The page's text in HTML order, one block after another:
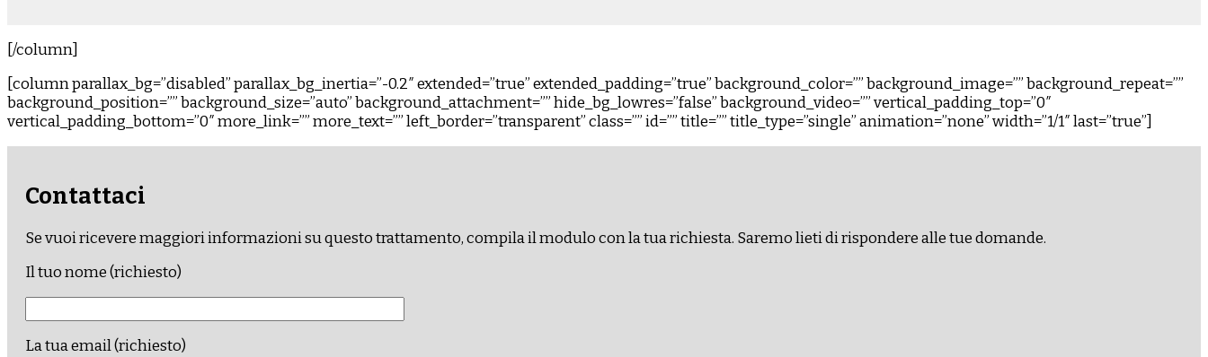
[/column]
[column parallax_bg=”disabled” parallax_bg_inertia=”-0.2″ extended=”true” extended_padding=”true” background_color=”” background_image=”” background_repeat=””
background_position=”” background_size=”auto” background_attachment=”” hide_bg_lowres=”false” background_video=”” vertical_padding_top=”0″
vertical_padding_bottom=”0″ more_link=”” more_text=”” left_border=”transparent” class=”” id=”” title=”” title_type=”single” animation=”none” width=”1/1″ last=”true”]
Contattaci
Se vuoi ricevere maggiori informazioni su questo trattamento, compila il modulo con la tua richiesta. Saremo lieti di rispondere alle tue domande.
Il tuo nome (richiesto)
La tua email (richiesto)